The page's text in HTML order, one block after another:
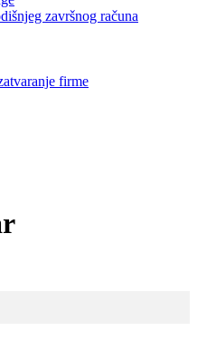
završnog računa
firme